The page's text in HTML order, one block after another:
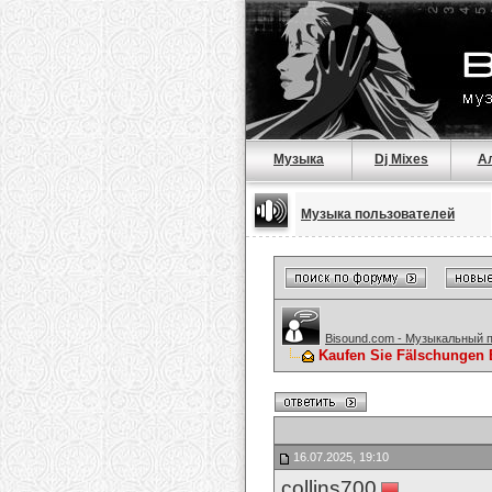
Музыка Dj Mixes
Музыка пользователей
Bisound.com - Музыкальный
Kaufen Sie
16.07.2025, 19:10